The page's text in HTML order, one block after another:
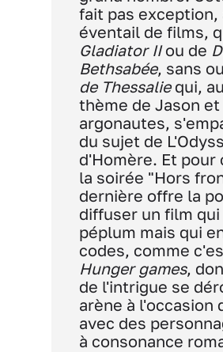
fait pas exception,
éventail de films,
Gladiator IIou de
Bethsabée, sans
de Thessaliequi,
thème de Jason et
argonautes,
du sujet de
d'Homère. Et pour
la soirée "Hors
dernière offre la
diffuser un film
péplum mais qui
codes, comme
Hunger games,
de l'intrigue se
arène à l'occasion
avec des
à consonance